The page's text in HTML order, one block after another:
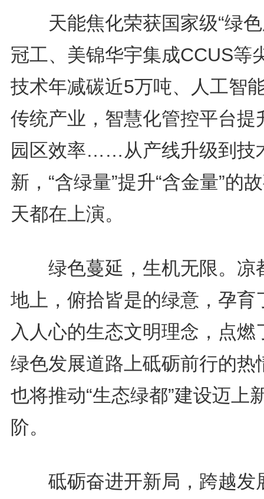
天能焦化荣获国家级“绿色
冠工、美锦华宇集成CCUS等
技术年减碳近5万吨、人工智
传统产业，智慧化管控平台提
园区效率……从产线升级到技
新，“含绿量”提升“含金量”的
天都在上演。
绿色蔓延，生机无限。凉
地上，俯拾皆是的绿意，孕育
入人心的生态文明理念，点燃
绿色发展道路上砥砺前行的热
也将推动“生态绿都”建设迈上
阶。
砥砺奋进开新局，跨越发